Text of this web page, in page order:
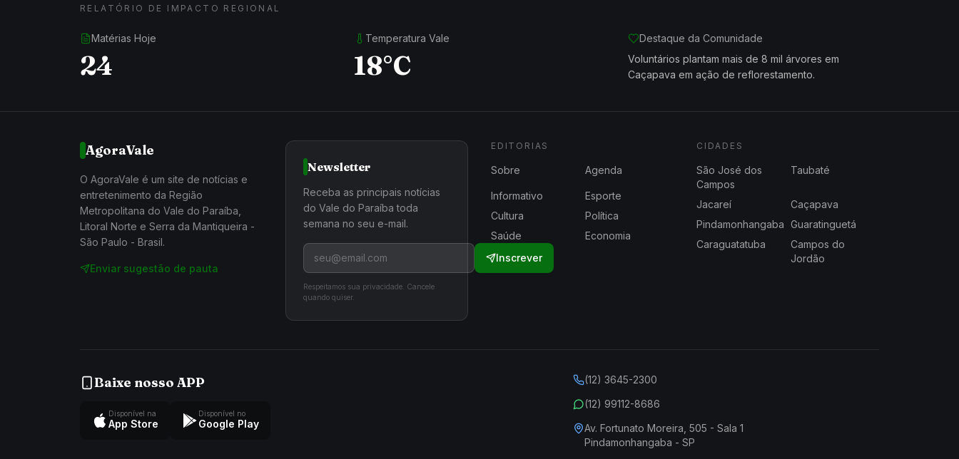
RELATÓRIO DE IMPACTO REGIONAL
Matérias Hoje
24
Temperatura Vale
18°C
Destaque da Comunidade
Voluntários plantam mais de 8 mil árvores em
Caçapava em ação de reflorestamento.
AgoraVale
O AgoraVale é um site de notícias e
entretenimento da Região
Metropolitana do Vale do Paraíba,
Litoral Norte e Serra da Mantiqueira -
São Paulo - Brasil.
Enviar sugestão de pauta
Newsletter
Receba as principais notícias
do Vale do Paraíba toda
semana no seu e-mail.
Inscrever
Respeitamos sua privacidade. Cancele
quando quiser.
EDITORIAS
Sobre Agenda
Informativo
Esporte
Cultura
Política
Saúde
Economia
CIDADES
São José dos
Campos
Taubaté
Jacareí
Caçapava
Pindamonhangaba Guaratinguetá
Caraguatatuba
Campos do
Jordão
Baixe nosso APP
Disponível na
App Store
Disponível no
Google Play
(12) 3645-2300
(12) 99112-8686
Av. Fortunato Moreira, 505 - Sala 1
Pindamonhangaba - SP